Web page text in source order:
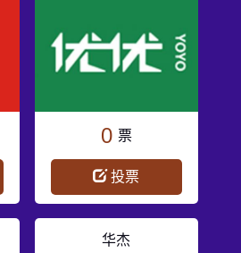
0 票
投票
华杰